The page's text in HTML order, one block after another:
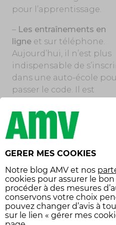
pour l’apprentissage.
– Les entraînements en
ligne et sur téléphone.
Aujourd’hui, il n’est plus
indispensable de
dans une auto-école
passer le code. Il est
de s’inscrire à l’examen
candidat libre. Et pour se
préparer, des sites et
applications proposent
numériques et
entraînements
Mais peu d’entre eux
gratuits, ou alors ils sont
assez limités.
GERER MES COOKIES
Notre blog AMV et nos
cookies pour assurer le
procéder à des mesures
conservons votre choix
pouvez changer d’avis à
sur le lien « gérer mes